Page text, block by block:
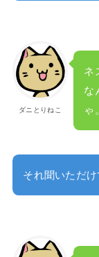
ダニとりねこ
ネ
な
ゃ
それ聞いただ